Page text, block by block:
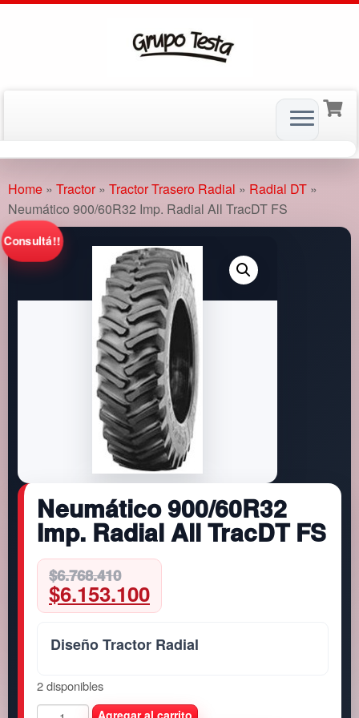
to
content
Home » Tractor » Tractor Trasero Radial » Radial DT »
Neumático 900/60R32 Imp. Radial All TracDT FS
Consultá!!
Neumático 900/60R32
Imp. Radial All TracDT FS
$6.768.410
Original
price
was:
$6.768.410.
$6.153.100
Current
price
is:
$6.153.100.
Diseño Tractor Radial
2 disponibles
N
Agregar al carrito